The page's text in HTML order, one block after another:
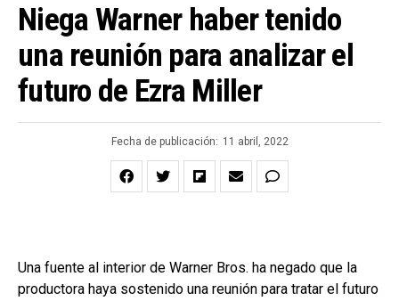
Niega Warner haber tenido
una reunión para analizar el
futuro de Ezra Miller
Fecha de publicación: 11 abril, 2022
Una fuente al interior de Warner Bros. ha negado que la
productora haya sostenido una reunión para tratar el futuro